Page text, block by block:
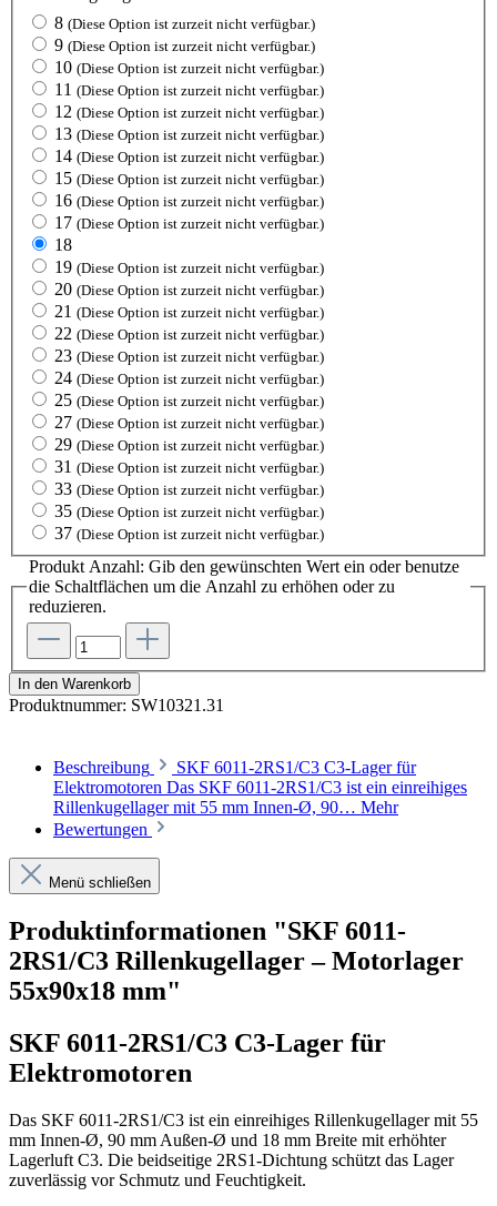
8 (Diese Option ist zurzeit nicht verfügbar.)
9 (Diese Option ist zurzeit nicht verfügbar.)
10 (Diese Option ist zurzeit nicht verfügbar.)
11 (Diese Option ist zurzeit nicht verfügbar.)
12 (Diese Option ist zurzeit nicht verfügbar.)
13 (Diese Option ist zurzeit nicht verfügbar.)
14 (Diese Option ist zurzeit nicht verfügbar.)
15 (Diese Option ist zurzeit nicht verfügbar.)
16 (Diese Option ist zurzeit nicht verfügbar.)
17 (Diese Option ist zurzeit nicht verfügbar.)
18
19 (Diese Option ist zurzeit nicht verfügbar.)
20 (Diese Option ist zurzeit nicht verfügbar.)
21 (Diese Option ist zurzeit nicht verfügbar.)
22 (Diese Option ist zurzeit nicht verfügbar.)
23 (Diese Option ist zurzeit nicht verfügbar.)
24 (Diese Option ist zurzeit nicht verfügbar.)
25 (Diese Option ist zurzeit nicht verfügbar.)
27 (Diese Option ist zurzeit nicht verfügbar.)
29 (Diese Option ist zurzeit nicht verfügbar.)
31 (Diese Option ist zurzeit nicht verfügbar.)
33 (Diese Option ist zurzeit nicht verfügbar.)
35 (Diese Option ist zurzeit nicht verfügbar.)
37 (Diese Option ist zurzeit nicht verfügbar.)
Produkt Anzahl: Gib den gewünschten Wert ein oder benutze
die Schaltflächen um die Anzahl zu erhöhen oder zu
reduzieren.
In den Warenkorb
Produktnummer: SW10321.31
Beschreibung
SKF 6011-2RS1/C3 C3-Lager für
Elektromotoren Das SKF 6011-2RS1/C3 ist ein einreihiges
Rillenkugellager mit 55 mm Innen-Ø, 90… Mehr
Bewertungen
Menü schließen
Produktinformationen "SKF 6011-
2RS1/C3 Rillenkugellager – Motorlager
55x90x18 mm"
SKF 6011-2RS1/C3 C3-Lager für
Elektromotoren
Das SKF 6011-2RS1/C3 ist ein einreihiges Rillenkugellager mit 55
mm Innen-Ø, 90 mm Außen-Ø und 18 mm Breite mit erhöhter
Lagerluft C3. Die beidseitige 2RS1-Dichtung schützt das Lager
zuverlässig vor Schmutz und Feuchtigkeit.